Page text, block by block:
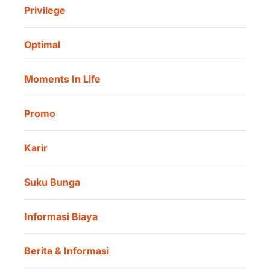
Danamon Cash Connect User Guidelines
Danamon Digital Onboarding
Danamon QR Merchant
Informasi Investor
Privilege
Optimal
Moments In Life
Promo
Karir
Suku Bunga
Informasi Biaya
Berita & Informasi